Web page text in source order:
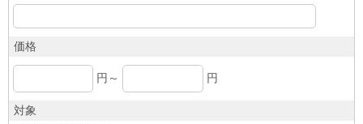
価格
円～ 円
対象